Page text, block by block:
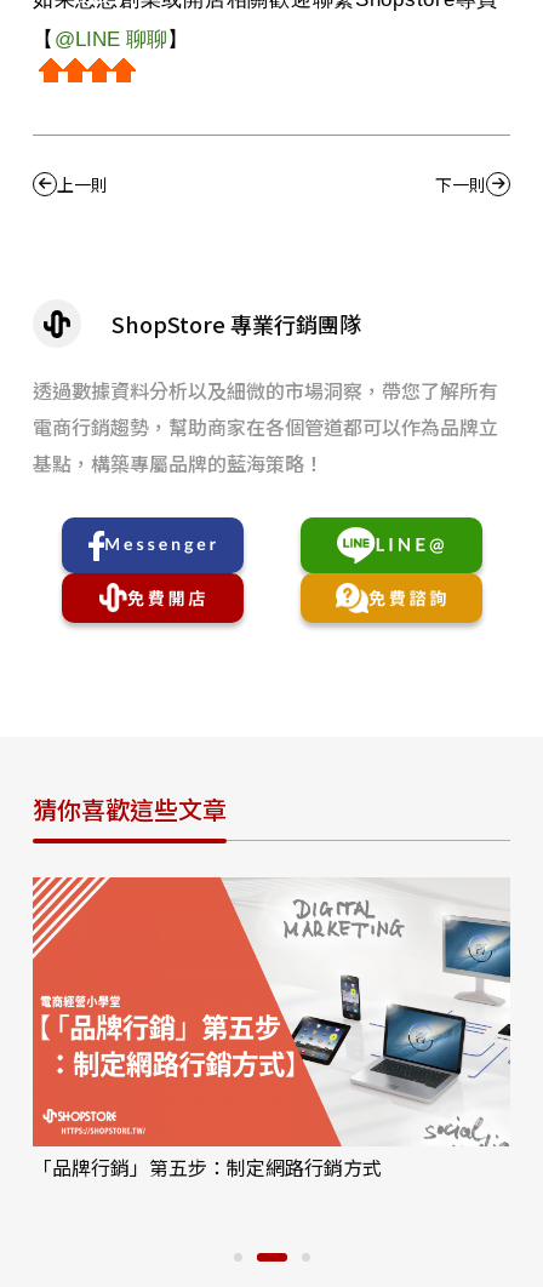
【 @LINE 聊聊 】
上一則 下一則
ShopStore 專業行銷團隊
透過數據資料分析以及細微的市場洞察，帶您了解所有
電商行銷趨勢，幫助商家在各個管道都可以作為品牌立
基點，構築專屬品牌的藍海策略！
猜你喜歡這些文章
「品牌行銷」第五步：制定網路行銷方式